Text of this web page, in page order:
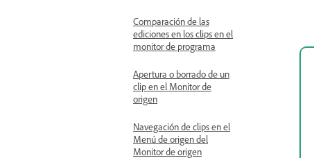
Comparación de las
ediciones en los clips en el
monitor de programa
Apertura o borrado de un
clip en el Monitor de
origen
Navegación de clips en el
Menú de origen del
Monitor de origen